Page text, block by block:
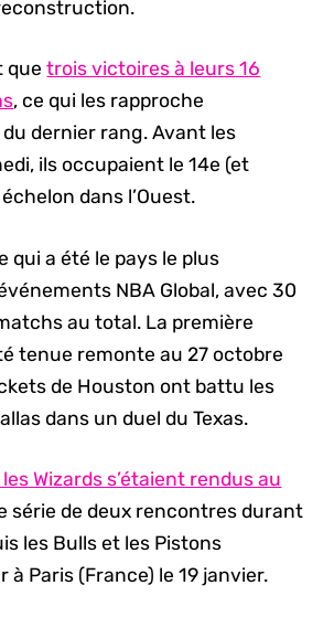
quetrois victoires à leurs 16
, ce qui les rapproche
dernier rang. Avant les
ils occupaient le 14e (et
dans l’Ouest.
qui a été le pays le plus
NBA Global, avec 30
au total. La première
tenue remonte au 27 octobre
de Houston ont battu les
dans un duel du Texas.
Wizards s’étaient rendus au
série de deux rencontres durant
les Bulls et les Pistons
à Paris (France) le 19 janvier.